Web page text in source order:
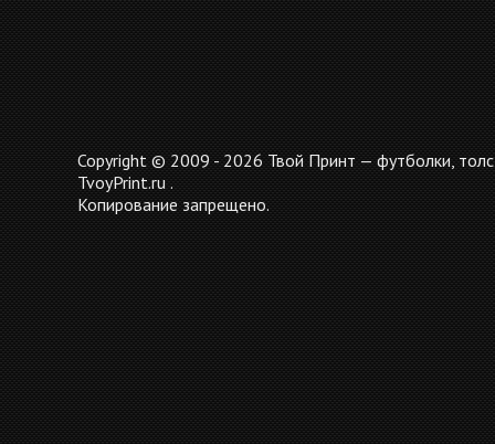
Copyright © 2009 - 2026 Твой Принт — футболки,
TvoyPrint.ru .
Копирование запрещено.